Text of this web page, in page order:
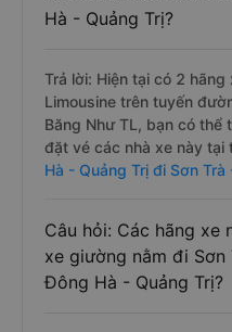
Hà - Quảng Trị?
Trả lời: Hiện tại có 2
Limousine trên tuyến
Băng Như TL, bạn có thể
đặt vé các nhà xe này tại
Hà - Quảng Trị đi Sơn Trà
Câu hỏi: Các hãng xe
xe giường nằm đi
Đông Hà - Quảng Trị?